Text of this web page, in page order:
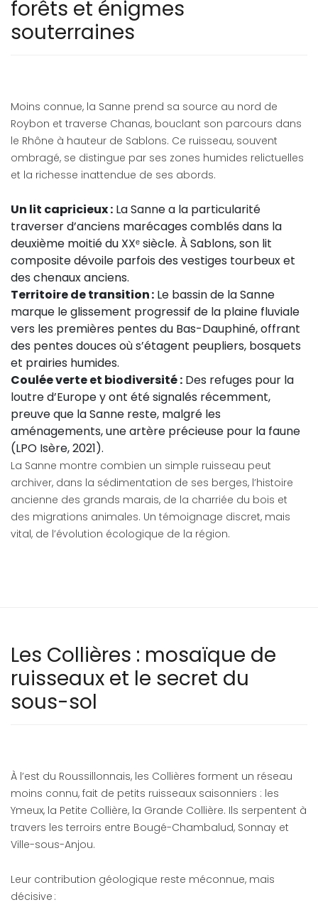
forêts et énigmes
souterraines
Moins connue, la Sanne prend sa source au nord de
Roybon et traverse Chanas, bouclant son parcours dans
le Rhône à hauteur de Sablons. Ce ruisseau, souvent
ombragé, se distingue par ses zones humides relictuelles
et la richesse inattendue de ses abords.
Un lit capricieux : La Sanne a la particularité
traverser d’anciens marécages comblés dans la
deuxième moitié du XXᵉ siècle. À Sablons, son lit
composite dévoile parfois des vestiges tourbeux et
des chenaux anciens.
Territoire de transition : Le bassin de la Sanne
marque le glissement progressif de la plaine fluviale
vers les premières pentes du Bas-Dauphiné, offrant
des pentes douces où s’étagent peupliers, bosquets
et prairies humides.
Coulée verte et biodiversité : Des refuges pour la
loutre d’Europe y ont été signalés récemment,
preuve que la Sanne reste, malgré les
aménagements, une artère précieuse pour la faune
(LPO Isère, 2021).
La Sanne montre combien un simple ruisseau peut
archiver, dans la sédimentation de ses berges, l’histoire
ancienne des grands marais, de la charriée du bois et
des migrations animales. Un témoignage discret, mais
vital, de l’évolution écologique de la région.
Les Collières : mosaïque de
ruisseaux et le secret du
sous-sol
À l’est du Roussillonnais, les Collières forment un réseau
moins connu, fait de petits ruisseaux saisonniers : les
Ymeux, la Petite Collière, la Grande Collière. Ils serpentent à
travers les terroirs entre Bougé-Chambalud, Sonnay et
Ville-sous-Anjou.
Leur contribution géologique reste méconnue, mais
décisive :